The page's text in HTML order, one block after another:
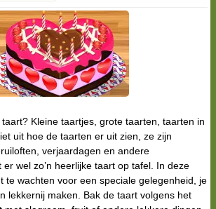
Kleine taartjes, grote taarten, taarten in
uit hoe de taarten er uit zien, ze zijn
verjaardagen en andere
wel zo’n heerlijke taart op tafel. In deze
te wachten voor een speciale gelegenheid, je
lekkernij maken. Bak de taart volgens het